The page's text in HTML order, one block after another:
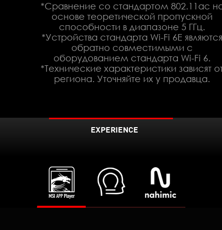
*Сравнение со стандартом 802.11ac
основе теоретической пропускной
способности в диапазоне 5 ГГц.
*Устройства стандарта Wi-Fi 6E
обратно совместимыми с
оборудованием стандарта Wi-Fi 6.
*Технические характеристики зависят
региона. Уточняйте их у продавца.
EXPERIENCE